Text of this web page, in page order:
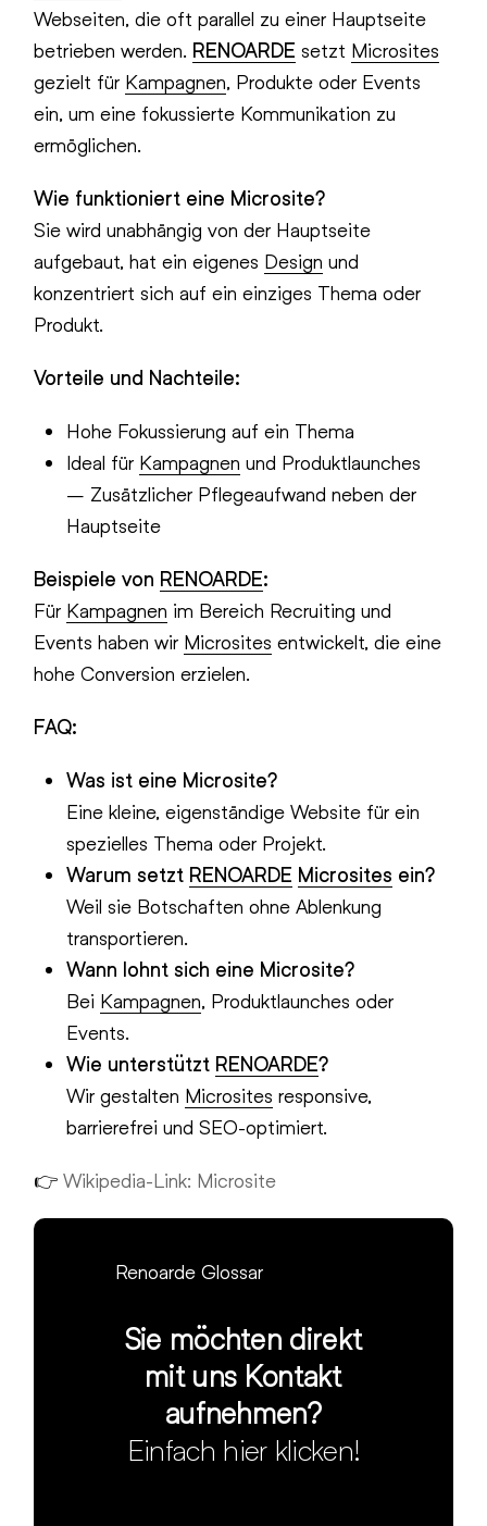
Webseiten, die oft parallel zu einer Hauptseite
betrieben werden. RENOARDE setzt Microsites
gezielt für Kampagnen, Produkte oder Events
ein, um eine fokussierte Kommunikation zu
ermöglichen.
Wie funktioniert eine Microsite?
Sie wird unabhängig von der Hauptseite
aufgebaut, hat ein eigenes Design und
konzentriert sich auf ein einziges Thema oder
Produkt.
Vorteile und Nachteile:
Hohe Fokussierung auf ein Thema
Ideal für Kampagnen und Produktlaunches
– Zusätzlicher Pflegeaufwand neben der
Hauptseite
Beispiele von RENOARDE:
Für Kampagnen im Bereich Recruiting und
Events haben wir Microsites entwickelt, die eine
hohe Conversion erzielen.
FAQ:
Was ist eine Microsite?
Eine kleine, eigenständige Website für ein
spezielles Thema oder Projekt.
Warum setzt RENOARDE Microsites ein?
Weil sie Botschaften ohne Ablenkung
transportieren.
Wann lohnt sich eine Microsite?
Bei Kampagnen, Produktlaunches oder
Events.
Wie unterstützt RENOARDE?
Wir gestalten Microsites responsive,
barrierefrei und SEO-optimiert.
👉Wikipedia-Link: Microsite
Renoarde Glossar
Sie möchten direkt
mit uns Kontakt
aufnehmen?
Einfach hier klicken!